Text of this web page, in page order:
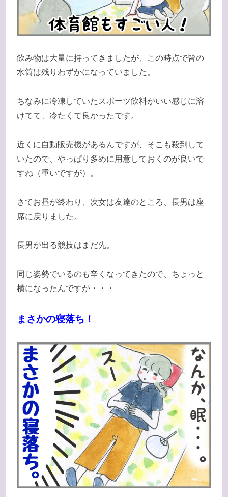
飲み物は大量に持ってきましたが、この時点で皆の
水筒は残りわずかになっていました。
ちなみに冷凍していたスポーツ飲料がいい感じに溶
けてて、冷たくて良かったです。
近くに自動販売機があるんですが、そこも殺到して
いたので、やっぱり多めに用意しておくのが良いで
すね（重いですが）。
さてお昼が終わり、次女は友達のところ、長男は座
席に戻りました。
長男が出る競技はまだ先。
同じ姿勢でいるのも辛くなってきたので、ちょっと
横になったんですが・・・
まさかの寝落ち！